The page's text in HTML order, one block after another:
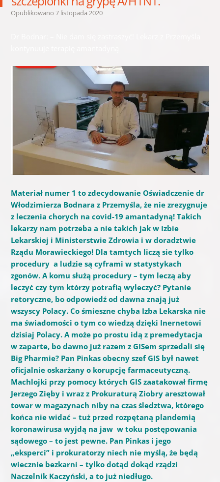
Opublikowano 7 listopada 2020
Materiał numer 1 to zdecydowanie Oświadczenie dr
Włodzimierza Bodnara z Przemyśla, że nie zrezygnuje
z leczenia chorych na covid-19 amantadyną! Takich
lekarzy nam potrzeba a nie takich jak w Izbie
Lekarskiej i Ministerstwie Zdrowia i w doradztwie
Rządu Morawieckiego! Dla tamtych liczą sie tylko
procedury a ludzie są cyframi w statystykach
zgonów. A komu służą procedury – tym leczą aby
leczyć czy tym którzy potrafią wyleczyć? Pytanie
retoryczne, bo odpowiedź od dawna znają już
wszyscy Polacy. Co śmieszne chyba Izba Lekarska nie
ma świadomości o tym co wiedzą dzięki Inernetowi
dzisiaj Polacy. A może po prostu idą z premedytacja
w zaparte, bo dawno już razem z GISem sprzedali się
Big Pharmie? Pan Pinkas obecny szef GIS był nawet
oficjalnie oskarżany o korupcję farmaceutyczną.
Machlojki przy pomocy których GIS zaatakował firmę
Jerzego Zięby i wraz z Prokuraturą Ziobry aresztował
towar w magazynach niby na czas śledztwa, którego
końca nie widać – tuż przed rozpętaną plandemią
koronawirusa wyjdą na jaw w toku postępowania
sądowego – to jest pewne. Pan Pinkas i jego
„eksperci” i prokuratorzy niech nie myślą, że będą
wiecznie bezkarni – tylko dotąd dokąd rządzi
Naczelnik Kaczyński, a to już niedługo.